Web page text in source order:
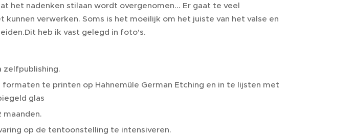
het nadenken stilaan wordt overgenomen... Er gaat te veel
verwerken. Soms is het moeilijk om het juiste van het valse en
heb ik vast gelegd in foto's.
zelfpublishing.
te printen op Hahnemüle German Etching en in te lijsten met
glas
maanden.
op de tentoonstelling te intensiveren.